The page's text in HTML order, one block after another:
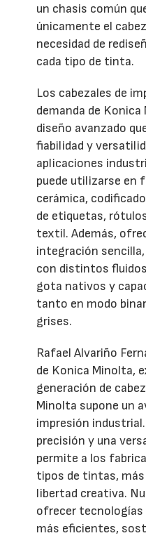
un chasis común
únicamente el
necesidad de
cada tipo de tinta.
Los cabezales de
demanda de
diseño avanzado
fiabilidad y
aplicaciones
puede utilizarse en
cerámica,
de etiquetas,
textil. Además,
integración
con distintos
gota nativos y
tanto en modo
grises.
Rafael Alvariño
de Konica Minolta,
generación de
Minolta supone un
impresión
precisión y una
permite a los
tipos de tintas,
libertad creativa.
ofrecer tecnologías
más eficientes,